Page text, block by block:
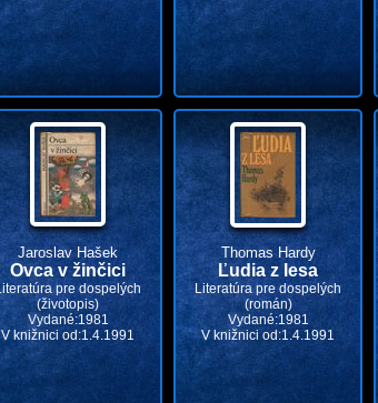
Jaroslav Hašek
Ovca v žinčici
pre dospelých
(životopis)
Vydané:1981
V knižnici od:1.4.1991
Thomas Hardy
Ľudia z lesa
Literatúra pre dospelých
(román)
Vydané:1981
V knižnici od:1.4.1991